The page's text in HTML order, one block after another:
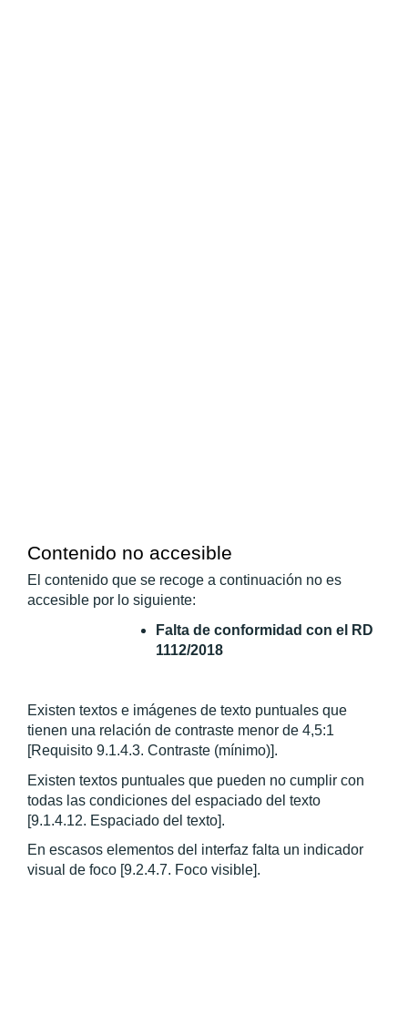
Contenido no accesible
El contenido que se recoge a continuación no es
accesible por lo siguiente:
Falta de conformidad con el RD
1112/2018
Existen textos e imágenes de texto puntuales que
tienen una relación de contraste menor de 4,5:1
[Requisito 9.1.4.3. Contraste (mínimo)].
Existen textos puntuales que pueden no cumplir con
todas las condiciones del espaciado del texto
[9.1.4.12. Espaciado del texto].
En escasos elementos del interfaz falta un indicador
visual de foco [9.2.4.7. Foco visible].